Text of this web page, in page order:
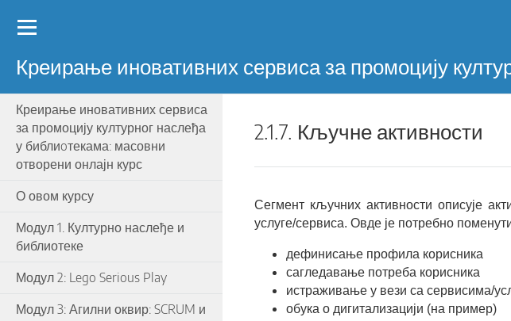
Креирање иновативних сервиса за промоцију
Мени
Креирање иновативних сервиса
за промоцију културног наслеђа
у библиoтекама: масовни
отворени онлајн курс
О овом курсу
Модул 1. Културно наслеђе и
библиотеке
Модул 2: Lego Serious Play
Модул 3: Агилни оквир: SCRUM и
2.1.7. Кључне активности
Сегмент кључних активности описује
услуге/сервиса. Овде је потребно
дефинисање профила корисника
сагледавање потреба корисника
истраживање у вези са сервисима/
обука о дигитализацији (на пример)